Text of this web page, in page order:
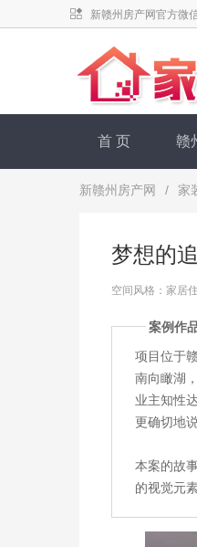
新赣州房产网官方微
首 页 赣
新赣州房产网 / 家
梦想的
空间风格：家居
案例作
项目位于
南向瞰湖
业主知性
更确切地
本案的故
的视觉元